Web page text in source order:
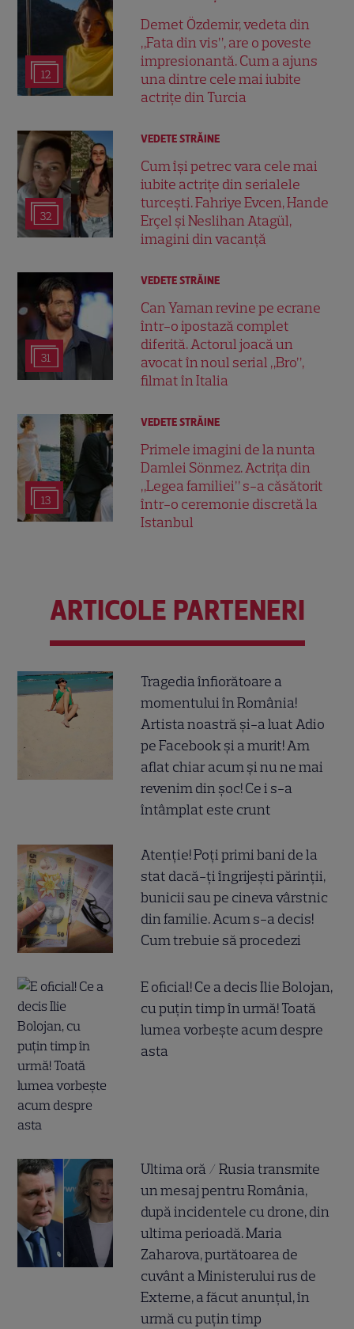
12
Demet Özdemir, vedeta din
„Fata din vis”, are o poveste
impresionantă. Cum a ajuns
una dintre cele mai iubite
actrițe din Turcia
32
VEDETE STRĂINE
Cum își petrec vara cele mai
iubite actrițe din serialele
turcești. Fahriye Evcen, Hande
Erçel și Neslihan Atagül,
imagini din vacanță
31
VEDETE STRĂINE
Can Yaman revine pe ecrane
într-o ipostază complet
diferită. Actorul joacă un
avocat în noul serial „Bro”,
filmat în Italia
13
VEDETE STRĂINE
Primele imagini de la nunta
Damlei Sönmez. Actrița din
„Legea familiei” s-a căsătorit
într-o ceremonie discretă la
Istanbul
ARTICOLE PARTENERI
Tragedia înfiorătoare a
momentului în România!
Artista noastră și-a luat Adio
pe Facebook și a murit! Am
aflat chiar acum și nu ne mai
revenim din șoc! Ce i s-a
întâmplat este crunt
Atenție! Poți primi bani de la
stat dacă-ți îngrijești părinții,
bunicii sau pe cineva vârstnic
din familie. Acum s-a decis!
Cum trebuie să procedezi
E oficial! Ce a decis Ilie Bolojan,
cu puțin timp în urmă! Toată
lumea vorbește acum despre
asta
Ultima oră / Rusia transmite
un mesaj pentru România,
după incidentele cu drone, din
ultima perioadă. Maria
Zaharova, purtătoarea de
cuvânt a Ministerului rus de
Externe, a făcut anunțul, în
urmă cu puțin timp